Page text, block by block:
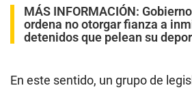
MÁS INFORMACIÓN:
ordena no otorgar fianza a
detenidos que pelean su
En este sentido, un grupo de